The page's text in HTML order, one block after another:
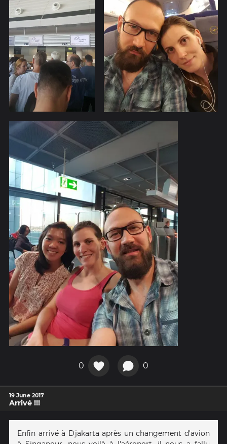
0 0
19 June 2017
Arrivé !!!
Enfin arrivé à Djakarta après un changement d'avion